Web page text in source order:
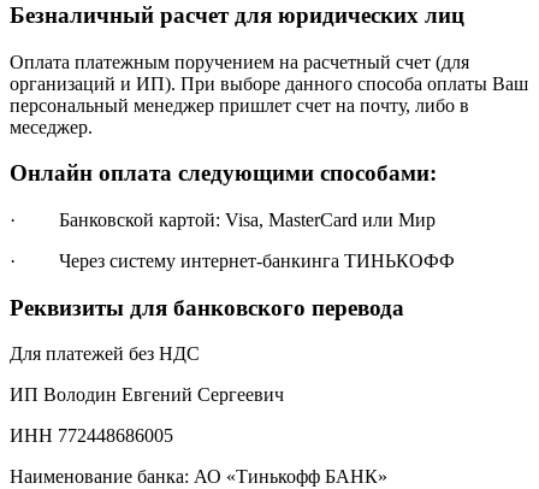
Безналичный расчет для юридических лиц
Оплата платежным поручением на расчетный счет (для
организаций и ИП). При выборе данного способа оплаты Ваш
персональный менеджер пришлет счет на почту, либо в
меседжер.
Онлайн оплата следующими способами:
· Банковской картой: Visa, MasterCard или Мир
· Через систему интернет-банкинга ТИНЬКОФФ
Реквизиты для банковского перевода
Для платежей без НДС
ИП Володин Евгений Сергеевич
ИНН 772448686005
Наименование банка: АО «Тинькофф БАНК»